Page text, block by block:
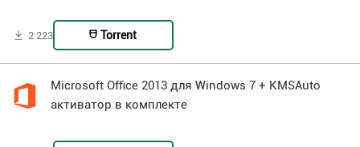
2 223 Torrent
Microsoft Office 2013 для Windows 7 + KMSAuto
активатор в комплекте